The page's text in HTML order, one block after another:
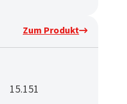
Zum Produkt
15.151